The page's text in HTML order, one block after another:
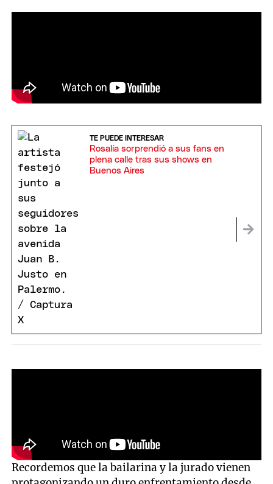
TE PUEDE INTERESAR
Rosalía sorprendió a sus fans en
plena calle tras sus shows en
Buenos Aires
Recordemos que la bailarina y la jurado vienen